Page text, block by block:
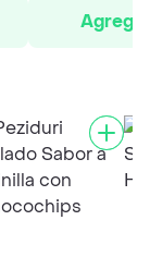
Agregar